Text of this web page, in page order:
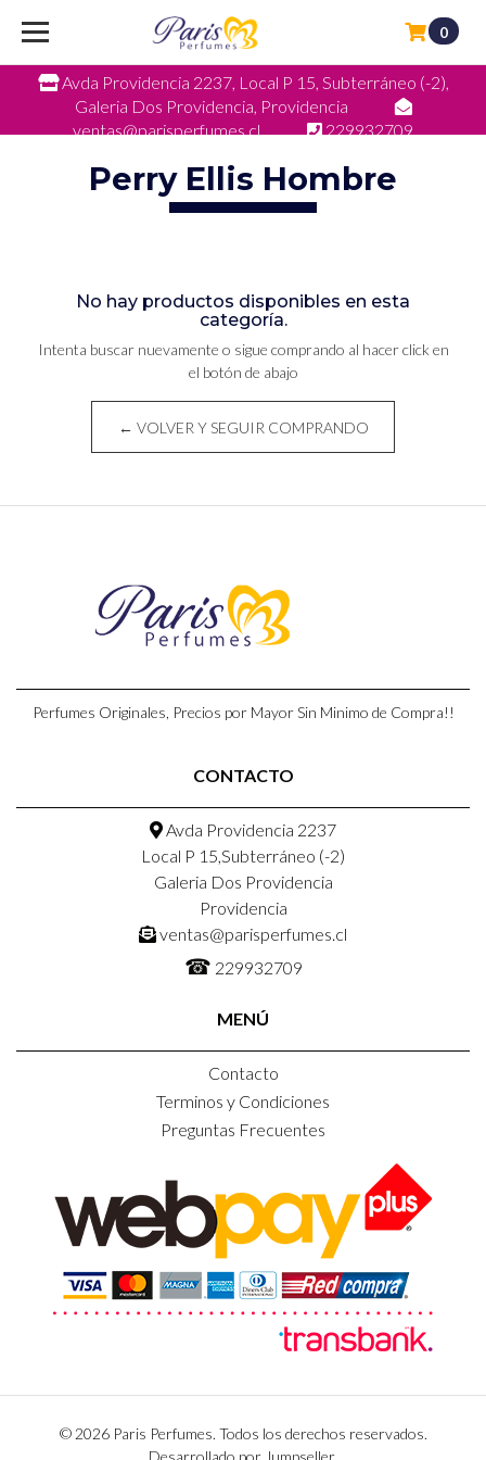
Avda Providencia 2237, Local P 15, Subterráneo (-2),
Galeria Dos Providencia, Providencia
ventas@parisperfumes.cl
229932709
0
Perry Ellis Hombre
No hay productos disponibles en esta
categoría.
Intenta buscar nuevamente o sigue comprando al hacer click en
el botón de abajo
← VOLVER Y SEGUIR COMPRANDO
Perfumes Originales, Precios por Mayor Sin Minimo de Compra!!
CONTACTO
Avda Providencia 2237
Local P 15,Subterráneo (-2)
Galeria Dos Providencia
Providencia
ventas@parisperfumes.cl
☎ 229932709
MENÚ
Contacto
Terminos y Condiciones
Preguntas Frecuentes
© 2026 Paris Perfumes. Todos los derechos reservados.
Desarrollado por Jumpseller.